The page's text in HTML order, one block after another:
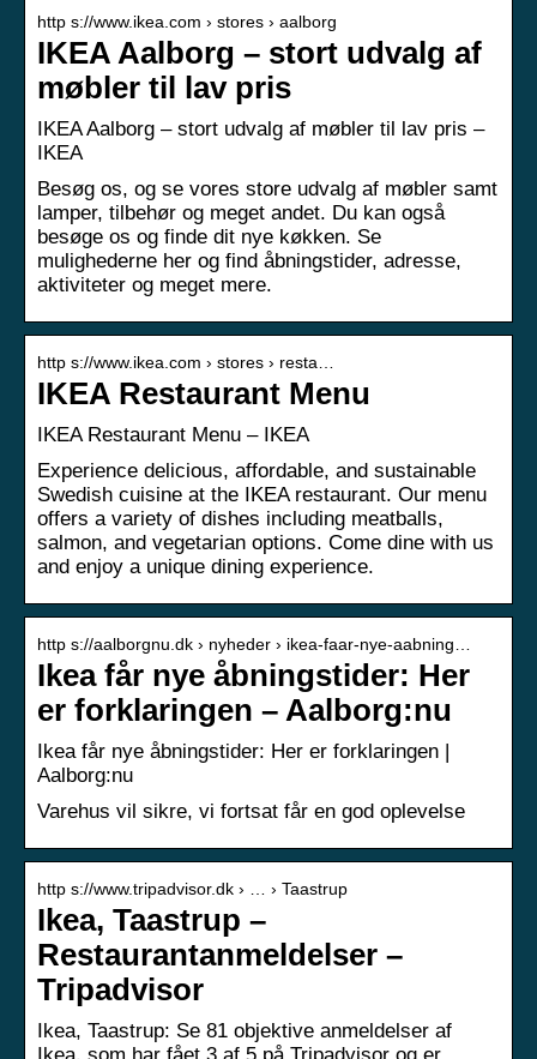
http s://www.ikea.com › stores › aalborg
IKEA Aalborg – stort udvalg af
møbler til lav pris
IKEA Aalborg – stort udvalg af møbler til lav pris –
IKEA
Besøg os, og se vores store udvalg af møbler samt
lamper, tilbehør og meget andet. Du kan også
besøge os og finde dit nye køkken. Se
mulighederne her og find åbningstider, adresse,
aktiviteter og meget mere.
http s://www.ikea.com › stores › resta…
IKEA Restaurant Menu
IKEA Restaurant Menu – IKEA
Experience delicious, affordable, and sustainable
Swedish cuisine at the IKEA restaurant. Our menu
offers a variety of dishes including meatballs,
salmon, and vegetarian options. Come dine with us
and enjoy a unique dining experience.
http s://aalborgnu.dk › nyheder › ikea-faar-nye-aabning…
Ikea får nye åbningstider: Her
er forklaringen – Aalborg:nu
Ikea får nye åbningstider: Her er forklaringen |
Aalborg:nu
Varehus vil sikre, vi fortsat får en god oplevelse
http s://www.tripadvisor.dk › … › Taastrup
Ikea, Taastrup –
Restaurantanmeldelser –
Tripadvisor
Ikea, Taastrup: Se 81 objektive anmeldelser af
Ikea, som har fået 3 af 5 på Tripadvisor og er